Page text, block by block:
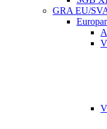
GRA EU/